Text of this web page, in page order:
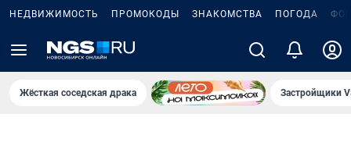
НЕДВИЖИМОСТЬ ПРОМОКОДЫ ЗНАКОМСТВА ПОГОДА
Жёсткая соседская драка Застройщики